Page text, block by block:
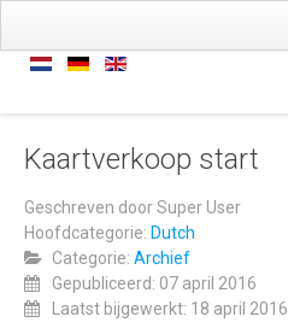
Home
Nieuws
Links
Wie zijn we
De stichting
Kaartverkoop start
Geschreven doorSuper User
Hoofdcategorie: Dutch
Categorie: Archief
Gepubliceerd: 07 april 2016
Laatst bijgewerkt: 18 april 2016